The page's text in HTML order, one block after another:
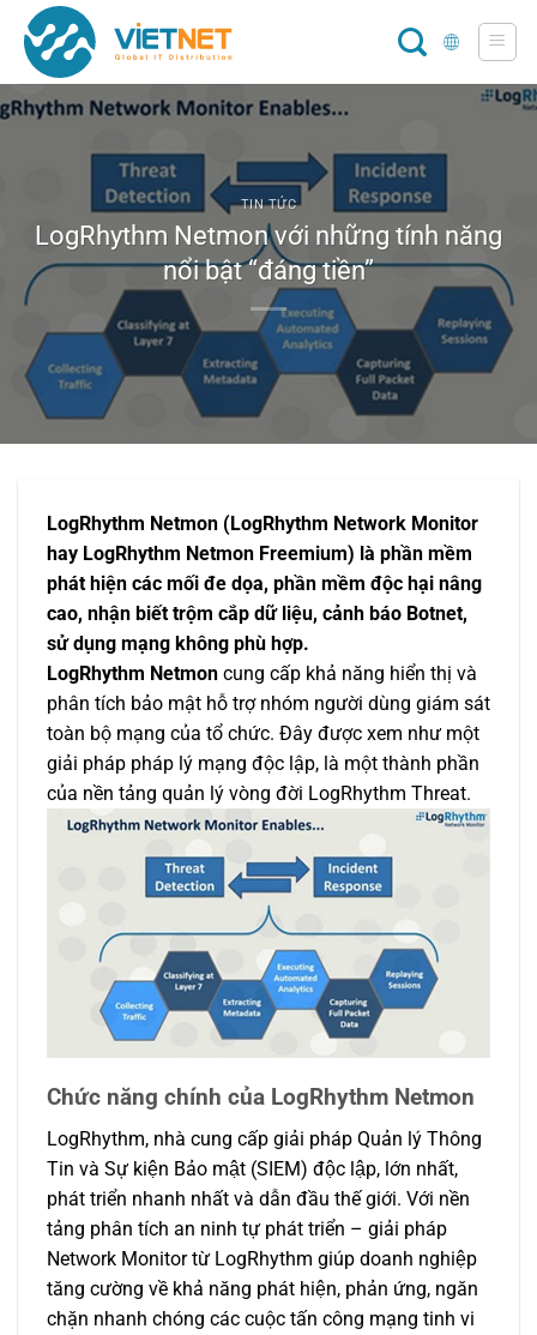
Chuyển
đến
dung
TIN TỨC
LogRhythm Netmon với những tính năng
nổi bật “đáng tiền”
LogRhythm Netmon (LogRhythm Network Monitor
hay LogRhythm Netmon Freemium) là phần mềm
phát hiện các mối đe dọa, phần mềm độc hại nâng
cao, nhận biết trộm cắp dữ liệu, cảnh báo Botnet,
sử dụng mạng không phù hợp.
LogRhythm Netmon cung cấp khả năng hiển thị và
phân tích bảo mật hỗ trợ nhóm người dùng giám sát
toàn bộ mạng của tổ chức. Đây được xem như một
giải pháp pháp lý mạng độc lập, là một thành phần
của nền tảng quản lý vòng đời LogRhythm Threat.
Chức năng chính của LogRhythm Netmon
LogRhythm, nhà cung cấp giải pháp Quản lý Thông
Tin và Sự kiện Bảo mật (SIEM) độc lập, lớn nhất,
phát triển nhanh nhất và dẫn đầu thế giới. Với nền
tảng phân tích an ninh tự phát triển – giải pháp
Network Monitor từ LogRhythm giúp doanh nghiệp
tăng cường về khả năng phát hiện, phản ứng, ngăn
chặn nhanh chóng các cuộc tấn công mạng tinh vi